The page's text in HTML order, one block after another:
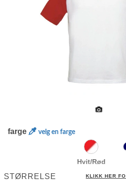
farge velg en farge
Hvit/Rød
STØRRELSE KLIKK HER